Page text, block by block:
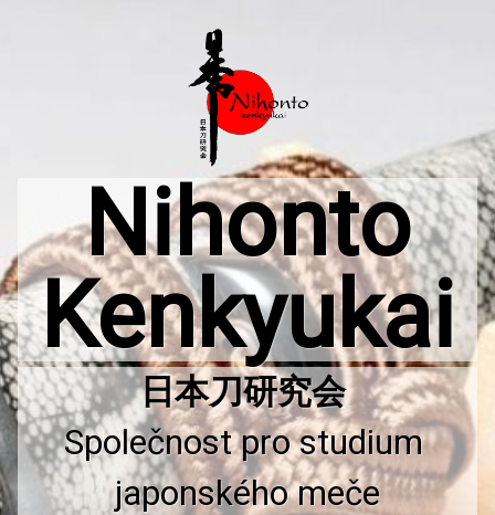
Nihonto
Kenkyukai
Společnost pro studium
japonského meče